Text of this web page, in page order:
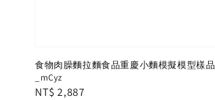
食物肉臊麵拉麵食品重慶小麵模擬模型樣品
_mCyz
Regular
NT$ 2,887